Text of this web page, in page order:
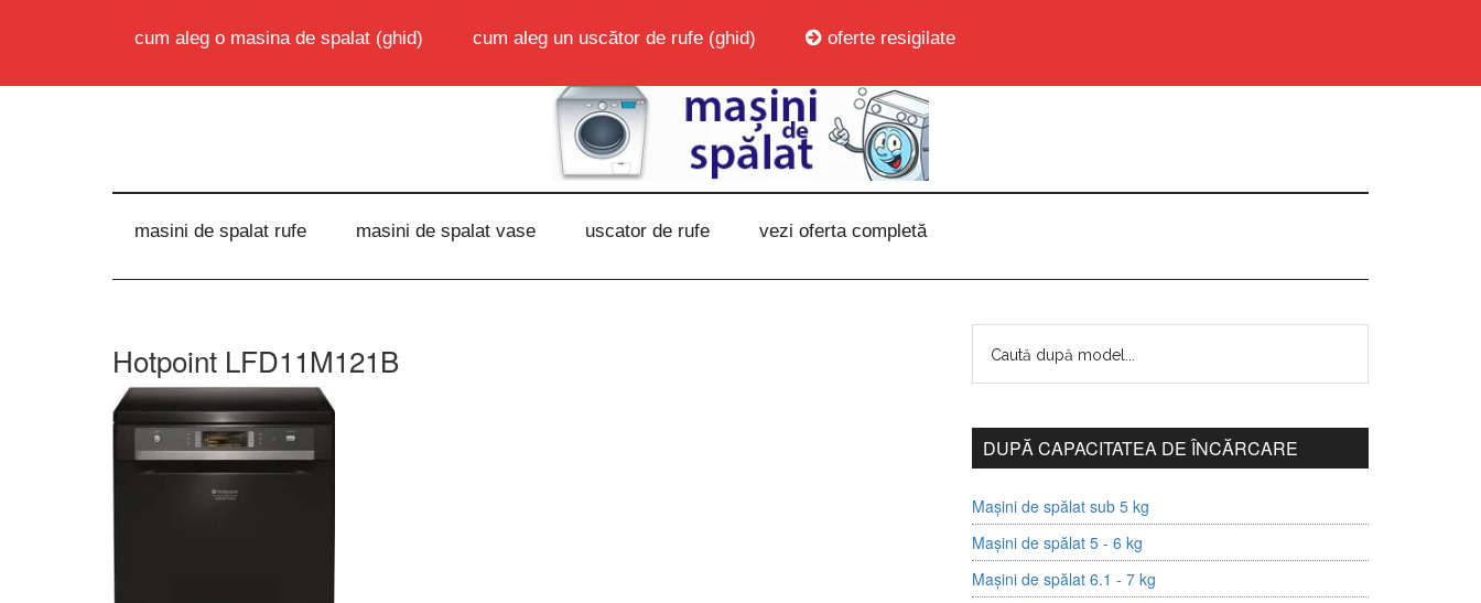
cum aleg o masina de spalat (ghid) cum aleg un uscător de rufe (ghid) oferte resigilate
masini de spalat rufe masini de spalat vase uscator de rufe vezi oferta completă
Hotpoint LFD11M121B
DUPĂ CAPACITATEA DE ÎNCĂRCARE
Mașini de spălat sub 5 kg
Mașini de spălat 5 - 6 kg
Mașini de spălat 6.1 - 7 kg